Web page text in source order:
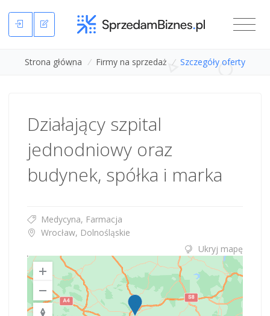
Strona główna / Firmy na sprzedaż / Szczegóły oferty
Działający szpital
jednodniowy oraz
budynek, spółka i marka
Medycyna, Farmacja
Wrocław, Dolnośląskie
Ukryj mapę